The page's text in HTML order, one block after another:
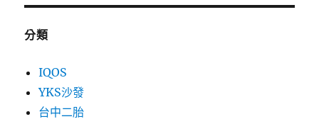
分類
IQOS
YKS沙發
台中二胎